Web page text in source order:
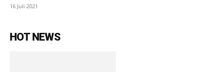
16 Juli 2021
HOT NEWS